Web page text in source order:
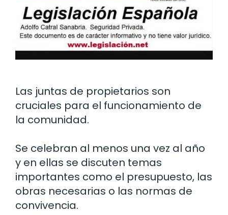
Las juntas de propietarios son
cruciales para el funcionamiento de
la comunidad.
Se celebran al menos una vez al año
y en ellas se discuten temas
importantes como el presupuesto, las
obras necesarias o las normas de
convivencia.